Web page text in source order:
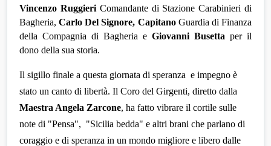
Vincenzo Ruggieri Comandante di Stazione Carabinieri di
Bagheria, Carlo Del Signore, Capitano Guardia di Finanza
della Compagnia di Bagheria e Giovanni Busetta per il
dono della sua storia.
Il sigillo finale a questa giornata di speranza  e impegno è
Maestra Angela Zarcone, ha fatto vibrare il cortile sulle
note di "Pensa",  "Sicilia bedda" e altri brani che parlano di
coraggio e di speranza in un mondo migliore e libero dalle